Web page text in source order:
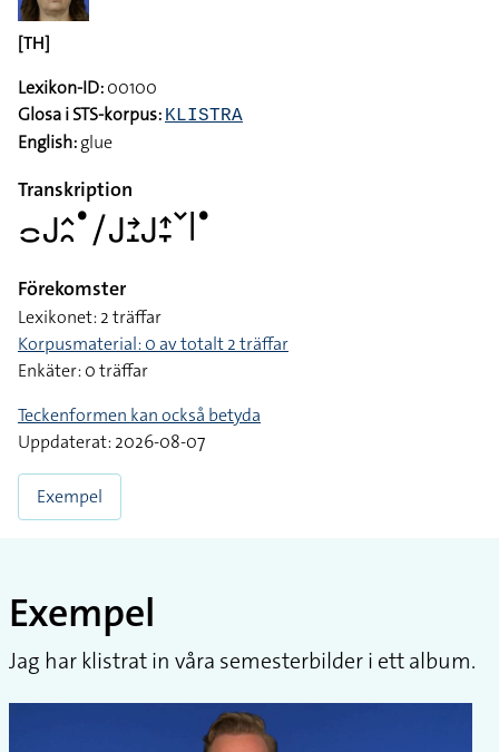
[TH]
Lexikon-ID:00100
Glosa i STS-korpus: KLISTRA
English:glue
Transkription
􌤌􌤢􌤵􌥘􌤟􌥠􌤢􌥔􌤸􌤢􌤴􌥙􌥧􌥼􌤟
Förekomster
Lexikonet: 2 träffar
Korpusmaterial: 0 av totalt 2 träffar
Enkäter: 0 träffar
Teckenformen kan också betyda
Uppdaterat: 2026-08-07
Exempel
Exempel
Jag har klistrat in våra semesterbilder i ett album.